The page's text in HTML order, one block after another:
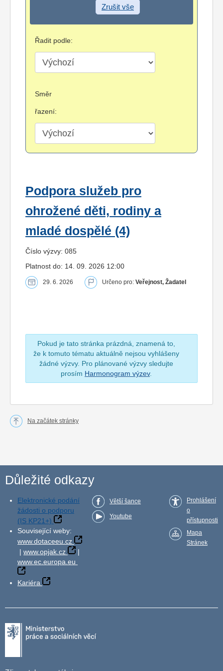
Zrušit vše
Řadit podle:
Směr
řazení:
Podpora služeb pro
ohrožené děti, rodiny a
mladé dospělé (4)
Číslo výzvy: 085
Platnost do: 14. 09. 2026 12:00
29. 6. 2026 Určeno pro: Veřejnost, Žadatel
Pokud je tato stránka prázdná, znamená to,
že k tomuto tématu aktuálně nejsou vyhlášeny
žádné výzvy. Pro plánované výzvy sledujte
prosím Harmonogram výzev.
Na začátek stránky
Důležité odkazy
Elektronické podání
žádosti o podporu
(IS KP21+)
Související weby:
www.dotaceeu.cz
| www.opjak.cz
|
www.ec.europa.eu
Kariéra
Větší šance
Youtube
Prohlášení
o
přístupnosti
Mapa
Stránek